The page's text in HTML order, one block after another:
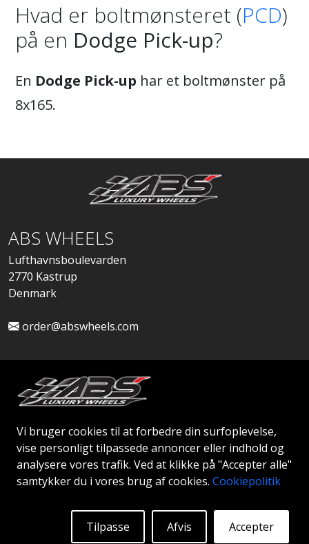
Vi bruger cookies til at forbedre din surfoplevelse,
vise personligt tilpassede annoncer eller indhold og
analysere vores trafik. Ved at klikke på "Accepter alle"
samtykker du i vores brug af cookies. Cookiepolitik
Accepter
Afvis
Tilpasse
Hvad er boltmønsteret (PCD)
på en Dodge Pick-up?
En Dodge Pick-up har et boltmønster på
8x165.
ABS WHEELS
Lufthavnsboulevarden
2770 Kastrup
Denmark
order@abswheels.com
Ansøg om Firmakonto